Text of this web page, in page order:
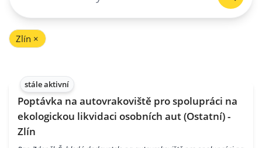
Zlín ×
stále aktivní
Poptávka na autovrakoviště pro spolupráci na
ekologickou likvidaci osobních aut (Ostatní) -
Zlín